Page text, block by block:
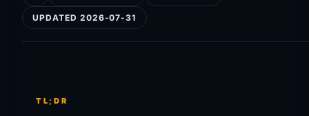
UPDATED 2026-07-31
TL;DR